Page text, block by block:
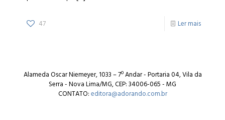
47 Ler mais
Alameda Oscar Niemeyer, 1033 – 7º Andar - Portaria 04, Vila da
Serra - Nova Lima/MG, CEP: 34006-065 - MG
CONTATO:editora@adorando.com.br